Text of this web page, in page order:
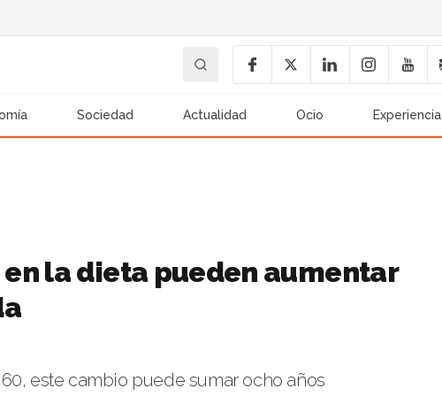
Sociedad Actualidad Ocio Experiencia
la dieta pueden aumentar
este cambio puede sumar ocho años